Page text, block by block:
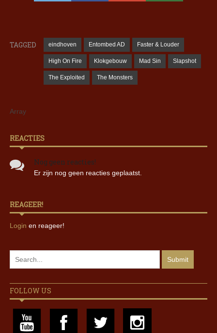
TAGGED eindhoven Entombed AD Faster & Louder
High On Fire Klokgebouw Mad Sin Slapshot
The Exploited The Monsters
Array
REACTIES
Nog geen reacties!
Er zijn nog geen reacties geplaatst.
REAGEER!
Login en reageer!
FOLLOW US